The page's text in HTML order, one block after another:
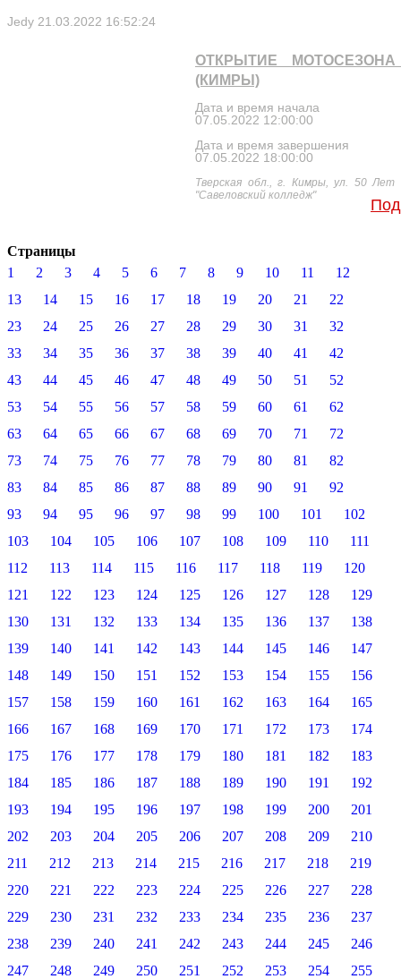
Jedy 21.03.2022 16:52:24
ОТКРЫТИЕ МОТОСЕЗОНА
(КИМРЫ)
Дата и время начала
07.05.2022 12:00:00
Дата и время завершения
07.05.2022 18:00:00
Тверская обл., г. Кимры, ул. 50
"Савеловский колледж"
Страницы
1
2 3 4 5 6 7 8 9 10 11
12
13
14 15 16 17 18 19 20 21
22
23
24 25 26 27 28 29 30 31
32
33
34 35 36 37 38 39 40 41
42
43
44 45 46 47 48 49 50 51
52
53
54 55 56 57 58 59 60 61
62
63
64 65 66 67 68 69 70 71
72
73
74 75 76 77 78 79 80 81
82
83
84 85 86 87 88 89 90 91
92
93
94 95 96 97 98 99 100 101
102
103
104 105 106 107 108 109 110
111
112
113 114 115 116 117 118 119
120
121
122 123 124 125 126 127 128
129
130
131 132 133 134 135 136 137
138
139
140 141 142 143 144 145 146
147
148
149 150 151 152 153 154 155
156
157
158 159 160 161 162 163 164
165
166
167 168 169 170 171 172 173
174
175
176 177 178 179 180 181 182
183
184
185 186 187 188 189 190 191
192
193
194 195 196 197 198 199 200
201
202
203 204 205 206 207 208 209
210
211
212 213 214 215 216 217 218
219
220
221 222 223 224 225 226 227
228
229
230 231 232 233 234 235 236
237
238
239 240 241 242 243 244 245
246
247
248 249 250 251 252 253 254
255